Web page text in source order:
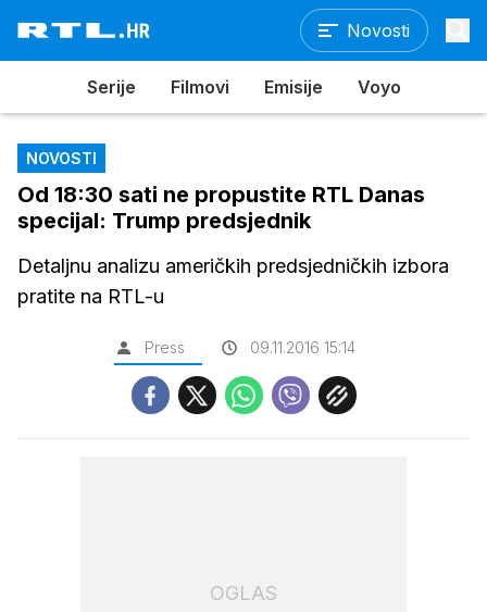
Novosti
Serije Filmovi Emisije Voyo
NOVOSTI
Od 18:30 sati ne propustite RTL Danas
specijal: Trump predsjednik
Detaljnu analizu američkih predsjedničkih izbora
pratite na RTL-u
Press 09.11.2016 15:14
OGLAS